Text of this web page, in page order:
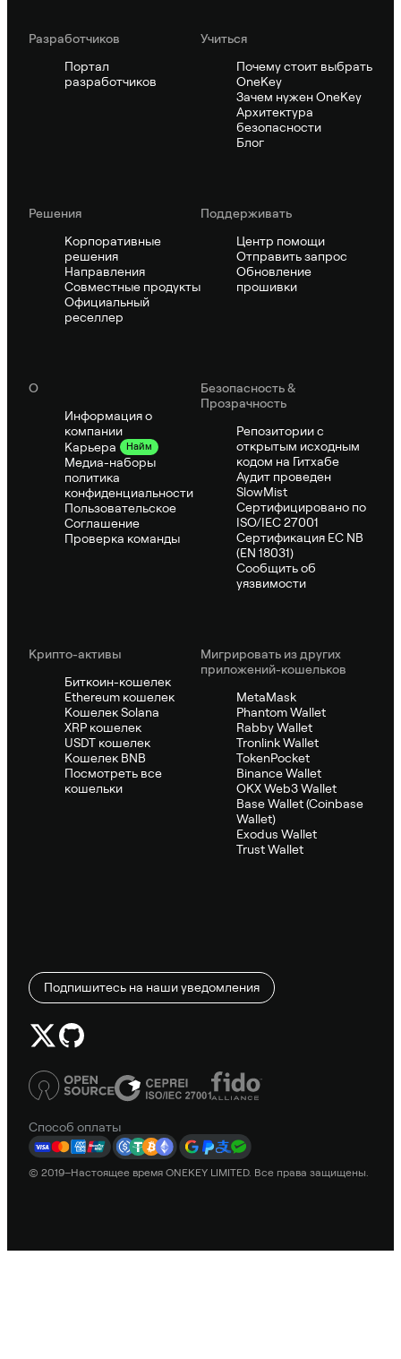
Pазработчиков
Портал
разработчиков
Учиться
Почему стоит выбрать
OneKey
Зачем нужен OneKey
Архитектура
безопасности
Блог
Решения
Корпоративные
решения
Направления
Совместные продукты
Официальный
реселлер
Поддерживать
Центр помощи
Отправить запрос
Обновление
прошивки
О
Информация о
компании
Карьера
Найм
Медиа-наборы
политика
конфиденциальности
Пользовательское
Соглашение
Проверка команды
Безопасность &
Прозрачность
Репозитории с
открытым исходным
кодом на Гитхабе
Аудит проведен
SlowMist
Сертифицировано по
ISO/IEC 27001
Сертификация ЕС NB
(EN 18031)
Сообщить об
уязвимости
Крипто-активы
Биткоин-кошелек
Ethereum кошелек
Кошелек Solana
XRP кошелек
USDT кошелек
Кошелек BNB
Посмотреть все
кошельки
Мигрировать из других
приложений-кошельков
MetaMask
Phantom Wallet
Rabby Wallet
Tronlink Wallet
TokenPocket
Binance Wallet
OKX Web3 Wallet
Base Wallet (Coinbase
Wallet)
Exodus Wallet
Trust Wallet
Подпишитесь на наши уведомления
Способ оплаты
© 2019–Настоящее время ONEKEY LIMITED. Все права защищены.